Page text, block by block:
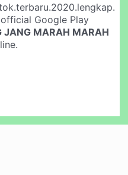
Google Play
JANG MARAH MARAH